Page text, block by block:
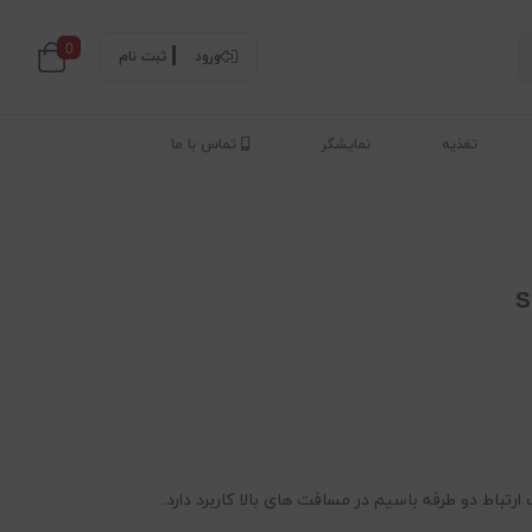
ورود ثبت نام 0
تغذیه نمایشگر تماس با ما